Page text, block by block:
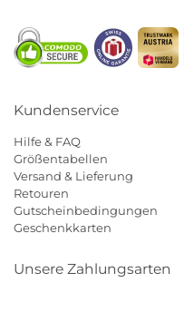
Kundenservice
Hilfe & FAQ
Größentabellen
Versand & Lieferung
Retouren
Gutscheinbedingungen
Geschenkkarten
Unsere Zahlungsarten